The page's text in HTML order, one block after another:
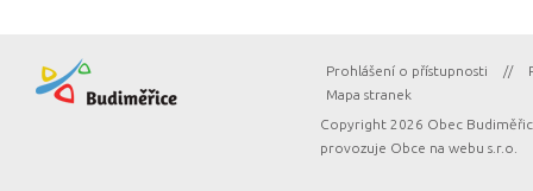
Prohlášení o přístupnosti //
Mapa stranek
Copyright 2026 Obec
provozuje Obce na webu s.r.o.